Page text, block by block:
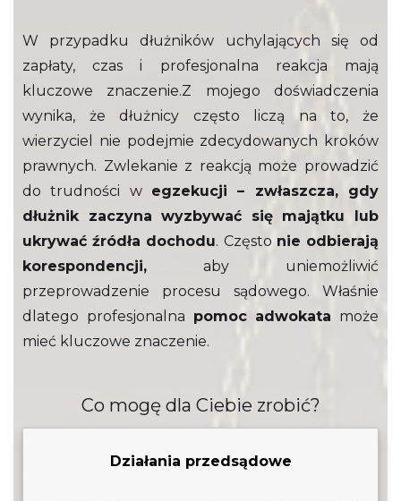
W przypadku dłużników uchylających się od
zapłaty, czas i profesjonalna reakcja mają
kluczowe znaczenie.Z mojego doświadczenia
wynika, że dłużnicy często liczą na to, że
wierzyciel nie podejmie zdecydowanych kroków
prawnych. Zwlekanie z reakcją może prowadzić
do trudności w egzekucji – zwłaszcza, gdy
dłużnik zaczyna wyzbywać się majątku lub
ukrywać źródła dochodu. Często nie odbierają
korespondencji, aby uniemożliwić
przeprowadzenie procesu sądowego. Właśnie
dlatego profesjonalna pomoc adwokata może
mieć kluczowe znaczenie.
Co mogę dla Ciebie zrobić?
Działania przedsądowe